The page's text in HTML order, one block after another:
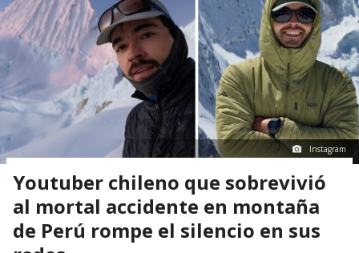
Instagram
Youtuber chileno que sobrevivió
al mortal accidente en montaña
de Perú rompe el silencio en sus